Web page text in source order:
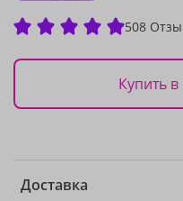
508
Купить в
Доставка